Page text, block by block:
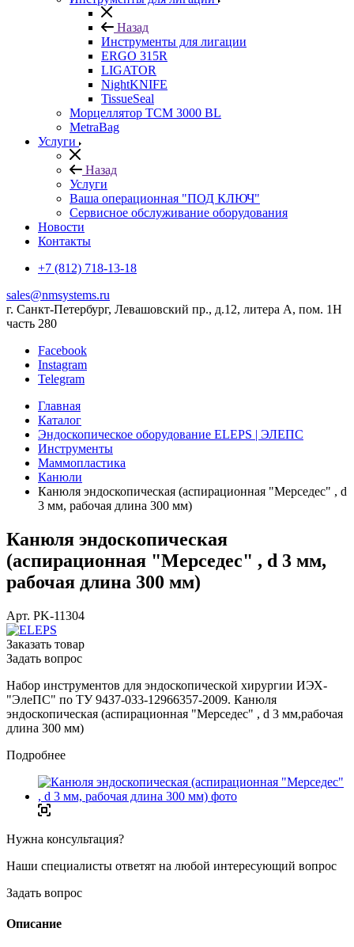
Назад
Инструменты для лигации
ERGO 315R
LIGATOR
NightKNIFE
TissueSeal
Морцеллятор ТСМ 3000 BL
MetraBag
Услуги
Назад
Услуги
Ваша операционная "ПОД КЛЮЧ"
Сервисное обслуживание оборудования
Новости
Контакты
+7 (812) 718-13-18
sales@nmsystems.ru
г. Санкт-Петербург, Левашовский пр., д.12, литера А, пом. 1Н
часть 280
Facebook
Instagram
Telegram
Главная
Каталог
Эндоскопическое оборудование ELEPS | ЭЛЕПС
Инструменты
Маммопластика
Канюли
Канюля эндоскопическая (аспирационная "Мерседес" , d
3 мм, рабочая длина 300 мм)
Канюля эндоскопическая
(аспирационная "Мерседес" , d 3 мм,
рабочая длина 300 мм)
Арт. PK-11304
Заказать товар
Задать вопрос
Набор инструментов для эндоскопической хирургии ИЭХ-
"ЭлеПС" по ТУ 9437-033-12966357-2009. Канюля
эндоскопическая (аспирационная "Мерседес" , d 3 мм,рабочая
длина 300 мм)
Подробнее
Нужна консультация?
Наши специалисты ответят на любой интересующий вопрос
Задать вопрос
Описание